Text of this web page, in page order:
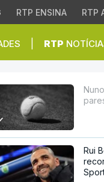
RTP ENSINA RTP
RTP
Rui